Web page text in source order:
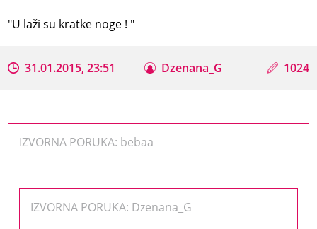
"U laži su kratke noge ! "
31.01.2015, 23:51 Dzenana_G 1024
IZVORNA PORUKA: bebaa
IZVORNA PORUKA: Dzenana_G